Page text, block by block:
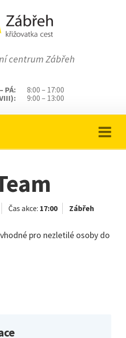
centrum Zábřeh
PÁ:
8:00 – 17:00
9:00 – 13:00
Čas akce: 17:00 Zábřeh
pro nezletilé osoby do